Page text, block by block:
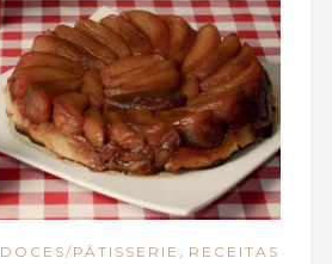
DOCES/PÂTISSERIE , RECEITAS